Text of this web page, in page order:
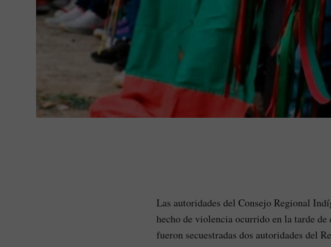
Las autoridades del Consejo Regional
hecho de violencia ocurrido en la tarde
fueron secuestradas dos autoridades del